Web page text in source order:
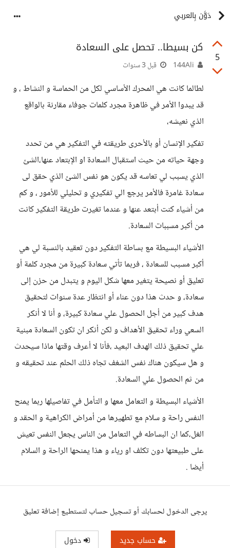
دَوَّن بِالعربي
5
كن بسيطا.. تحصل على السعادة
قبل 3 سنوات
لطالما كانت هي المحرك الأساسي لكل من الحماسة و النشاط ، و
قد يبدوا الأمر في ظاهرة مجرد كلمات جوفاء مقارنة بالواقع
الذي نعيشه،
تفكير الإنسان أو بالأحرى طريقته في التفكير هي من تحدد
وجهة حياته من حيث استقبال السعادة او الإبتعاد عنها،الشئ
الذي يسبب لي تعاسه قد يكون هو نفس الشئ الذي حقق لى
سعادة غامرة فالأمر يرجع الي تفكيري و تحليلي للأمور ، و كم
من أشياء كنت أبتعد عنها و عندما تغيرت طريقة التفكير كانت
من أكبر مسببات السعادة.
الأشياء البسيطة مع بساطة التفكير دون تعقيد بالنسبة لي هي
أكبر مسبب للسعادة ، فربما تأتي سعادة كبيرة من مجرد كلمة أو
تعليق أو نصيحة يتغير معها شكل اليوم و يتبدل من حزن إلى
سعادة، و حدث هذا دون عناء أو انتظار عدة سنوات لتحقيق
هدف كبير من أجل الحصول علي سعادة كبيرة، و أنا لا أنكر
السعي وراء تحقيق الأهداف و لكن أنكر ان تكون السعادة مبنية
علي تحقيق ذلك الهدف البعيد ،فأنا لا أعرف وقتها ماذا سيحدث
و هل سيكون هناك نفس الشغف تجاه ذلك الحلم عند تحقيقه و
من ثم الحصول علي السعادة.
الأشياء البسيطة و التعامل معها و التأمل في تفاصيلها ربما يمنح
النفس راحة و سلام مع تطهيرها من أمراض الكراهية و الحقد و
الغل،كما ان البساطه في التعامل من الناس يجعل النفس تعيش
على طبيعتها دون تكلف او رياء و هذا يمنحها الراحة و السلام
أيضا .
يرجى الدخول لحسابك أو تسجيل حساب لتستطيع إضافة تعليق
حساب جديد دخول